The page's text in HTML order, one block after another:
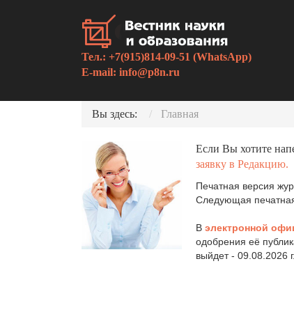
Тел.: +7(915)814-09-51 (WhatsApp)
E-mail: info@p8n.ru
Вы здесь: Главная
Если Вы хотите
заявку в Редакцию.
Печатная версия
Следующая
В электронной
одобрения её
выйдет - 09.08.2026